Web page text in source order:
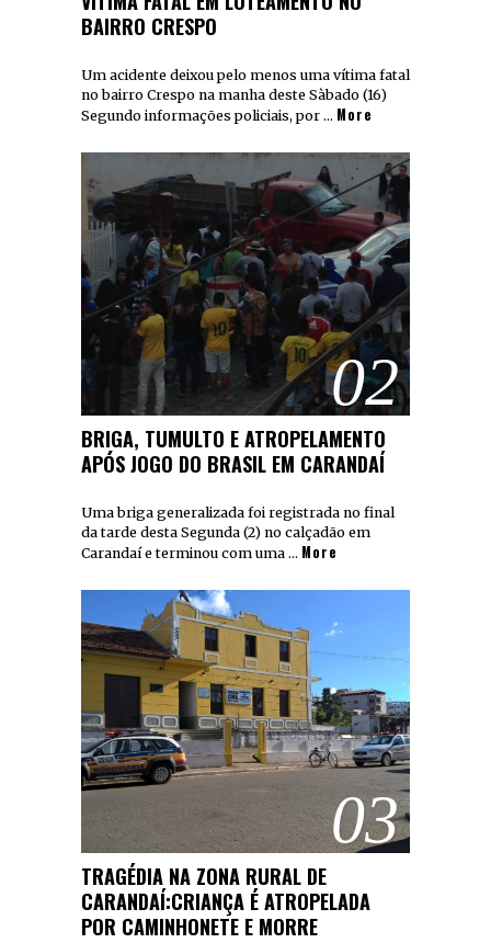
BAIRRO CRESPO
Um acidente deixou pelo menos uma vítima fatal
no bairro Crespo na manha deste Sàbado (16)
Segundo informações policiais, por … More
02
BRIGA, TUMULTO E ATROPELAMENTO
APÓS JOGO DO BRASIL EM CARANDAÍ
Uma briga generalizada foi registrada no final
da tarde desta Segunda (2) no calçadão em
Carandaí e terminou com uma … More
03
TRAGÉDIA NA ZONA RURAL DE
CARANDAÍ:CRIANÇA É ATROPELADA
POR CAMINHONETE E MORRE